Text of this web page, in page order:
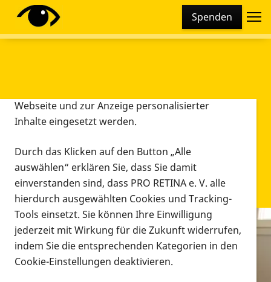
Spenden
Infomaterial
Infomaterial
Diese Webseite setzt verschiedene Cookies und
Tracking-Tools ein. Dies beinhaltet Cookies und
Webseite und zur Anzeige personalisierter
Inhalte eingesetzt werden.
Durch das Klicken auf den Button „Alle
auswählen“ erklären Sie, dass Sie damit
einverstanden sind, dass PRO RETINA e. V. alle
hierdurch ausgewählten Cookies und Tracking-
Tools einsetzt. Sie können Ihre Einwilligung
jederzeit mit Wirkung für die Zukunft widerrufen,
indem Sie die entsprechenden Kategorien in den
Cookie-Einstellungen deaktivieren.